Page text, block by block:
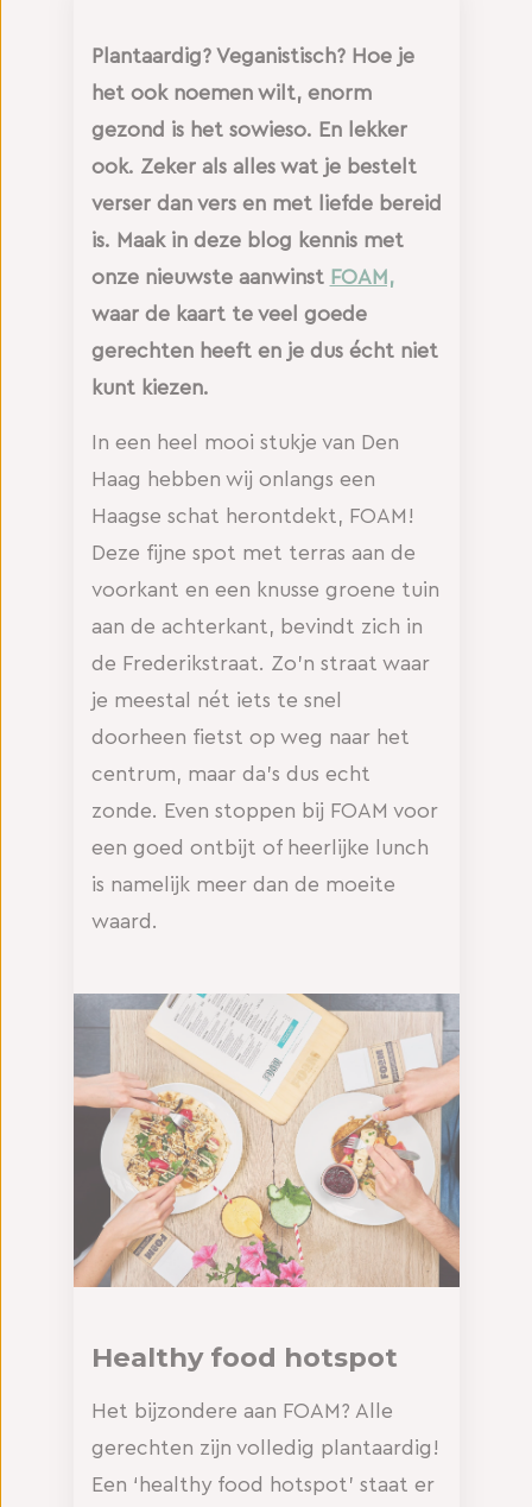
Plantaardig? Veganistisch? Hoe je
het ook noemen wilt, enorm
gezond is het sowieso. En lekker
ook. Zeker als alles wat je bestelt
verser dan vers en met liefde bereid
is. Maak in deze blog kennis met
onze nieuwste aanwinst FOAM,
waar de kaart te veel goede
gerechten heeft en je dus écht niet
kunt kiezen.
In een heel mooi stukje van Den
Haag hebben wij onlangs een
Haagse schat herontdekt, FOAM!
Deze fijne spot met terras aan de
voorkant en een knusse groene tuin
aan de achterkant, bevindt zich in
de Frederikstraat. Zo’n straat waar
je meestal nét iets te snel
doorheen fietst op weg naar het
centrum, maar da’s dus echt
zonde. Even stoppen bij FOAM voor
een goed ontbijt of heerlijke lunch
is namelijk meer dan de moeite
waard.
Healthy food hotspot
Het bijzondere aan FOAM? Alle
gerechten zijn volledig plantaardig!
Een ‘healthy food hotspot’ staat er